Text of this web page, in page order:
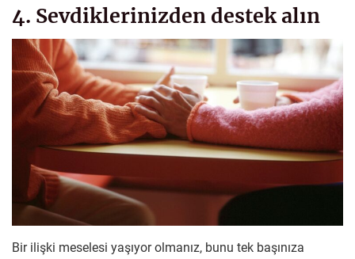
4. Sevdiklerinizden destek alın
Bir ilişki meselesi yaşıyor olmanız, bunu tek başınıza